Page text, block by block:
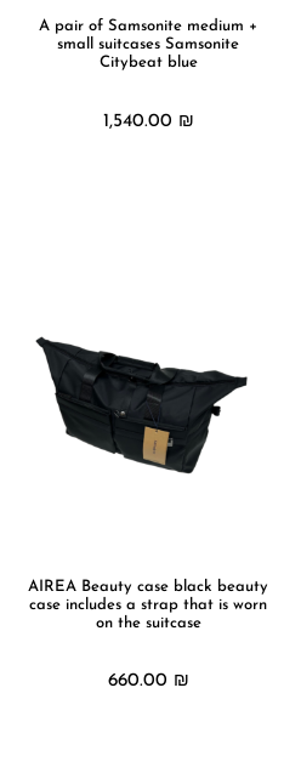
A pair of Samsonite medium +
small suitcases Samsonite
Citybeat blue
1,540.00 ₪
AIREA Beauty case black beauty
case includes a strap that is worn
on the suitcase
660.00 ₪